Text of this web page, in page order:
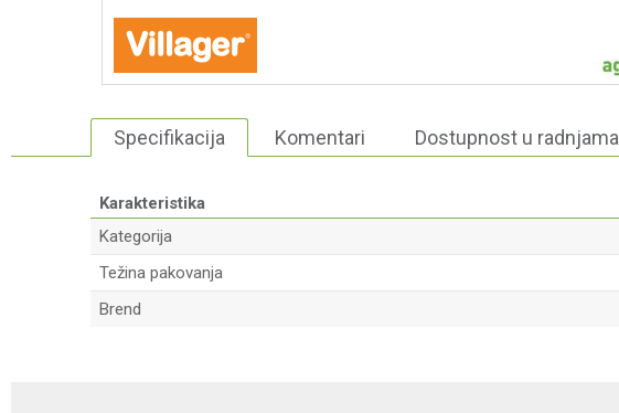
Specifikacija Komentari Dostupnost u radnjama
Karakteristika
Kategorija
Težina pakovanja
Brend